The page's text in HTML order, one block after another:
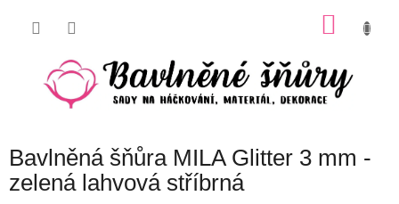
Bavlněná šňůra MILA Glitter 3 mm -
zelená lahvová stříbrná